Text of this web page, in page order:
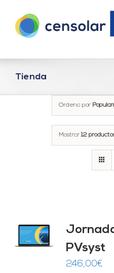
contenido
Tienda
Ordena por
Mostrar12
PVsyst
246,00€